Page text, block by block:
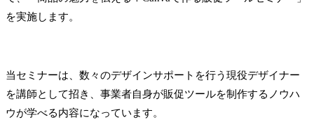
を実施します。
当セミナーは、数々のデザインサポートを行う現役デザイナー
を講師として招き、事業者自身が販促ツールを制作するノウハ
ウが学べる内容になっています。